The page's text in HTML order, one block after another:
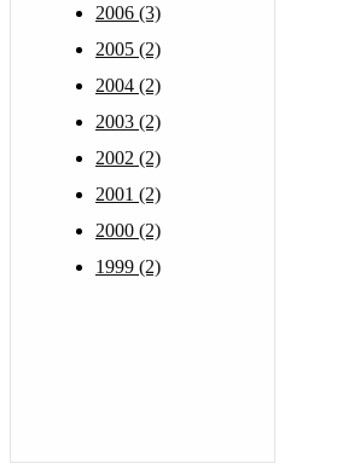
2006 (3)
2005 (2)
2004 (2)
2003 (2)
2002 (2)
2001 (2)
2000 (2)
1999 (2)